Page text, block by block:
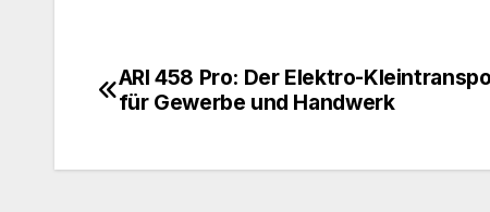
Beitragsnavigation
ARI 458 Pro: Der Elektro-
für Gewerbe und Handwerk